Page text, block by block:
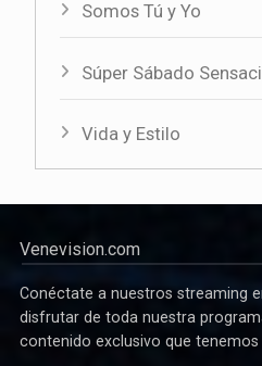
Somos Tú y Yo
Súper Sábado
Vida y Estilo
Venevision.com
Conéctate a nuestros streaming
disfrutar de toda nuestra
contenido exclusivo que